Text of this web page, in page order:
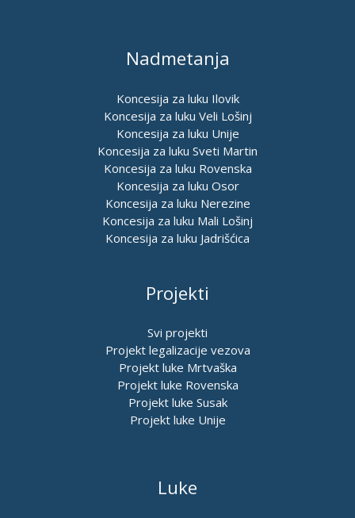
Nadmetanja
Koncesija za luku Ilovik
Koncesija za luku Veli Lošinj
Koncesija za luku Unije
Koncesija za luku Sveti Martin
Koncesija za luku Rovenska
Koncesija za luku Osor
Koncesija za luku Nerezine
Koncesija za luku Mali Lošinj
Koncesija za luku Jadrišćica
Projekti
Svi projekti
Projekt legalizacije vezova
Projekt luke Mrtvaška
Projekt luke Rovenska
Projekt luke Susak
Projekt luke Unije
Luke